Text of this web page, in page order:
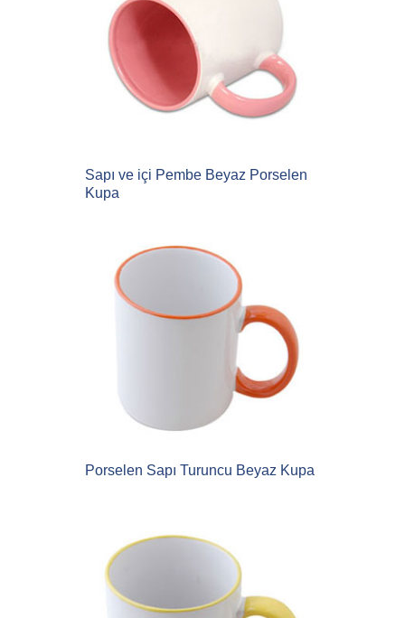
Sapı ve içi Pembe Beyaz Porselen
Kupa
Porselen Sapı Turuncu Beyaz Kupa